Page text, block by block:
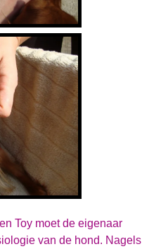
Toy moet de eigenaar
van de hond. Nagels